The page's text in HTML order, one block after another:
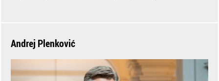
Andrej Plenković